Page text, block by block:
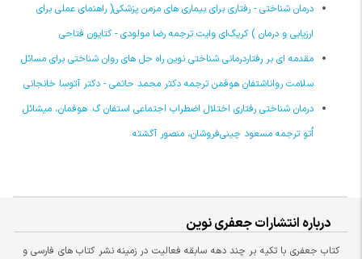
درمان شناختی - رفتاری برای بیماری های مزمن پزشکی( راهنمای عملی برای
ارزیابی و درمان ) کریگ‌ای وایت ترجمه رضا مولودی - کتایون فتاحی
مقدمه ای بر رفتاردرمانی شناختی نوین راه حل های روان شناختی برای مسائل
سلامت رواناشتفان هوفمن ترجمه دکتر محمد حاتمی - دکتر آتوسا خانجانی
درمان شناختی رفتاری اختلال اضطراب اجتماعی استفان گ. هوفمان، میشائل
اُتو ترجمه مسعود چینی‌فروشان، منصور آگشته
درباره انتشارات جعفری نوین
کتاب جعفری با تکیه بر چند دهه سابقه فعالیت در زمینه نشر کتاب های فارسی و